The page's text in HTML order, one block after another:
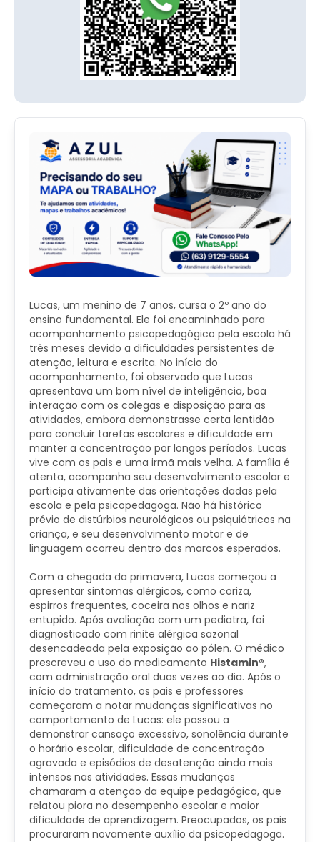
Lucas, um menino de 7 anos, cursa o 2º ano do
ensino fundamental. Ele foi encaminhado para
acompanhamento psicopedagógico pela escola há
três meses devido a dificuldades persistentes de
atenção, leitura e escrita. No início do
acompanhamento, foi observado que Lucas
apresentava um bom nível de inteligência, boa
interação com os colegas e disposição para as
atividades, embora demonstrasse certa lentidão
para concluir tarefas escolares e dificuldade em
manter a concentração por longos períodos. Lucas
vive com os pais e uma irmã mais velha. A família é
atenta, acompanha seu desenvolvimento escolar e
participa ativamente das orientações dadas pela
escola e pela psicopedagoga. Não há histórico
prévio de distúrbios neurológicos ou psiquiátricos na
criança, e seu desenvolvimento motor e de
linguagem ocorreu dentro dos marcos esperados.
Com a chegada da primavera, Lucas começou a
apresentar sintomas alérgicos, como coriza,
espirros frequentes, coceira nos olhos e nariz
entupido. Após avaliação com um pediatra, foi
diagnosticado com rinite alérgica sazonal
desencadeada pela exposição ao pólen. O médico
prescreveu o uso do medicamento Histamin®,
com administração oral duas vezes ao dia. Após o
início do tratamento, os pais e professores
começaram a notar mudanças significativas no
comportamento de Lucas: ele passou a
demonstrar cansaço excessivo, sonolência durante
o horário escolar, dificuldade de concentração
agravada e episódios de desatenção ainda mais
intensos nas atividades. Essas mudanças
chamaram a atenção da equipe pedagógica, que
relatou piora no desempenho escolar e maior
dificuldade de aprendizagem. Preocupados, os pais
procuraram novamente auxílio da psicopedagoga.